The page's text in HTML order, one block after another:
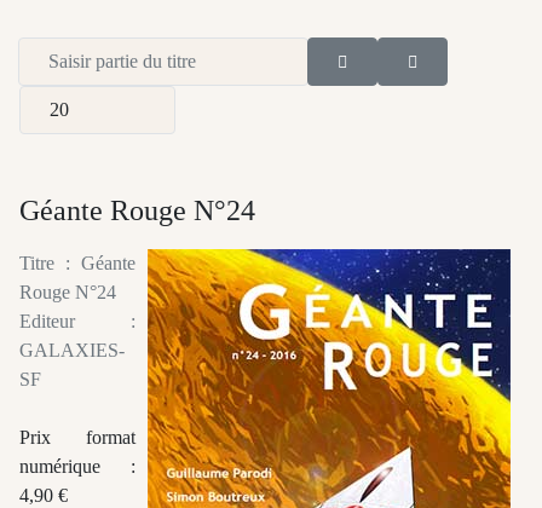
Saisir partie du titre
Afficher #
Géante Rouge N°24
Titre : Géante
Rouge N°24
Editeur :
GALAXIES-
SF
Prix format
numérique :
4,90 €